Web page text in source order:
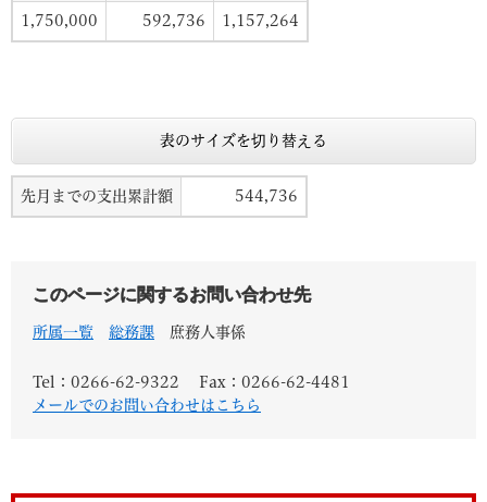
1,750,000 592,736 1,157,264
表のサイズを切り替える
先月までの支出累計額 544,736
このページに関するお問い合わせ先
所属一覧 総務課 庶務人事係
Tel：0266-62-9322
Fax：0266-62-4481
メールでのお問い合わせはこちら